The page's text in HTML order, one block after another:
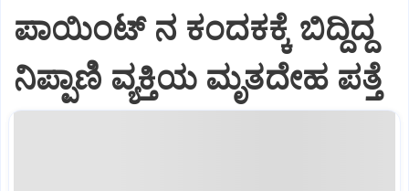
ಪಾಯಿಂಟ್ ನ ಕಂದಕಕ್ಕೆ ಬಿದ್ದಿದ್ದ
ನಿಪ್ಪಾಣಿ ವ್ಯಕ್ತಿಯ ಮೃತದೇಹ ಪತ್ತೆ